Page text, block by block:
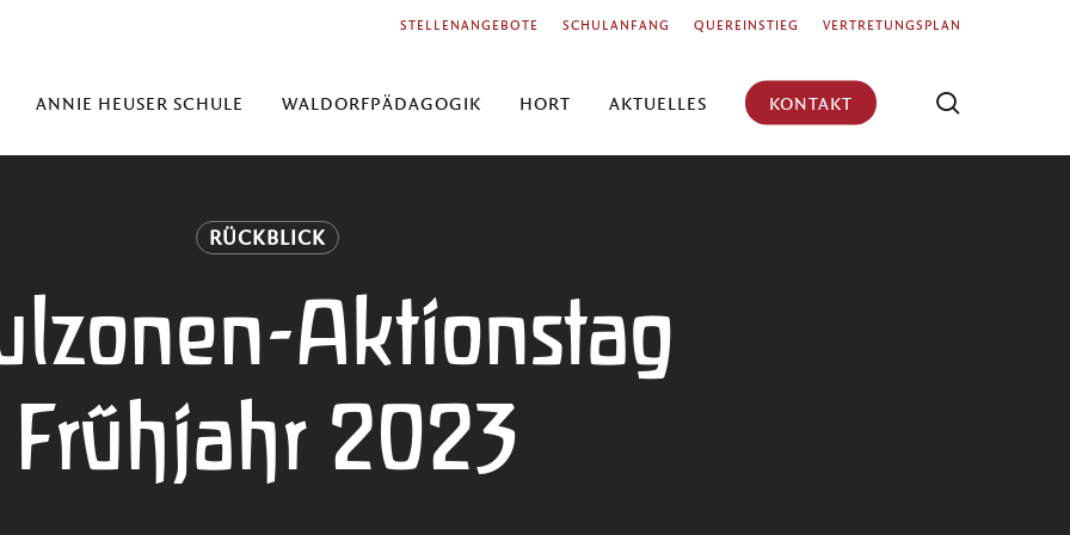
STELLENANGEBOTE SCHULANFANG QUEREINSTIEG VERTRETUNGSPLAN
ANNIE HEUSER SCHULE WALDORFPÄDAGOGIK HORT AKTUELLES KONTAKT
RÜCKBLICK
Aktionstag
Frühjahr 2023